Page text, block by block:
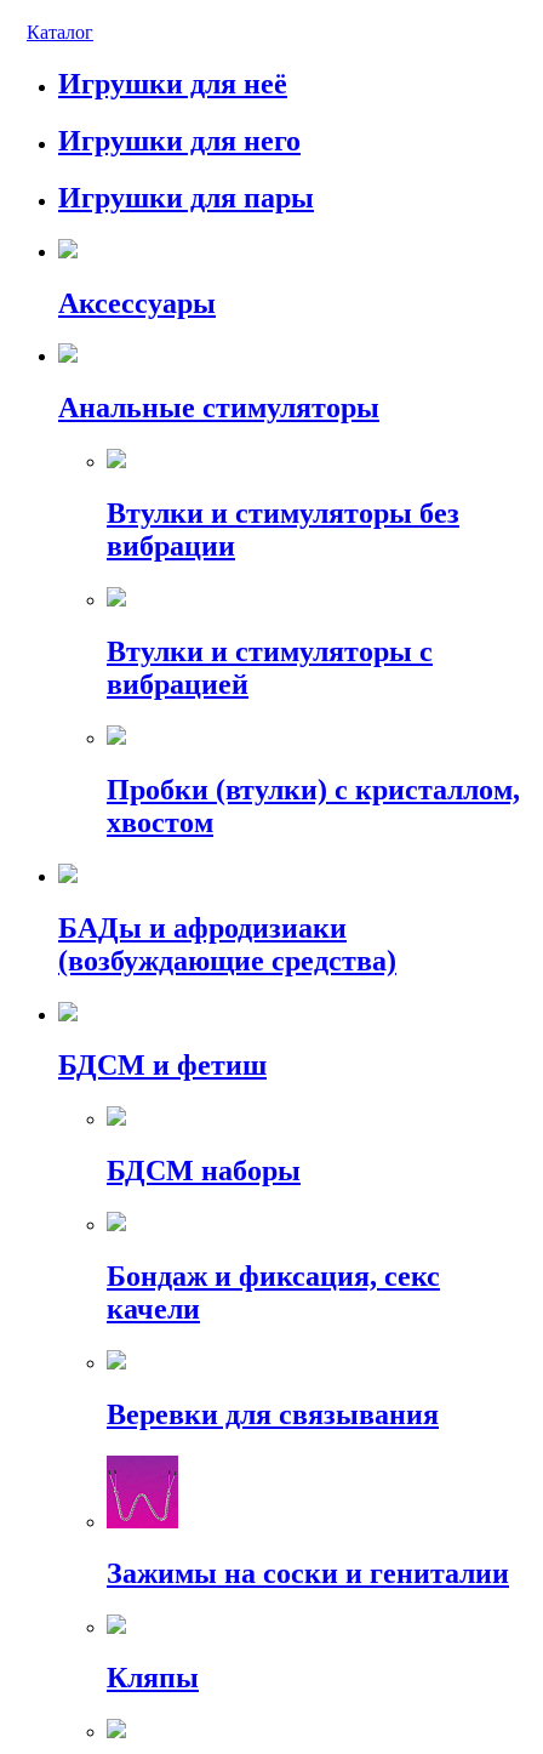
Каталог
Игрушки для неё
Игрушки для него
Игрушки для пары
Аксессуары
Анальные стимуляторы
Втулки и стимуляторы без
вибрации
Втулки и стимуляторы с
вибрацией
Пробки (втулки) с кристаллом,
хвостом
БАДы и афродизиаки
(возбуждающие средства)
БДСМ и фетиш
БДСМ наборы
Бондаж и фиксация, секс
качели
Веревки для связывания
Зажимы на соски и гениталии
Кляпы